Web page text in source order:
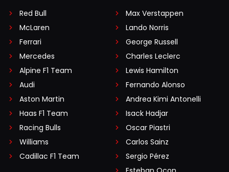
Red Bull
McLaren
Ferrari
Mercedes
Alpine F1 Team
Audi
Aston Martin
Haas F1 Team
Racing Bulls
Williams
Cadillac F1 Team
Max Verstappen
Lando Norris
George Russell
Charles Leclerc
Lewis Hamilton
Fernando Alonso
Andrea Kimi Antonelli
Isack Hadjar
Oscar Piastri
Carlos Sainz
Sergio Pérez